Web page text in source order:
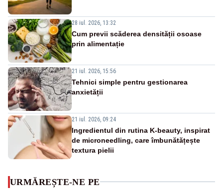
28 iul. 2026, 13:32
Cum previi scăderea densității osoase
prin alimentație
21 iul. 2026, 15:56
Tehnici simple pentru gestionarea
anxietății
21 iul. 2026, 09:24
Ingredientul din rutina K-beauty, inspirat
de microneedling, care îmbunătățește
textura pielii
URMĂREȘTE-NE PE